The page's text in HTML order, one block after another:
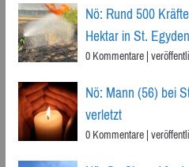
Nö: Rund 500
Hektar in St.
0 Kommentare|
Nö: Mann (56) bei
verletzt
0 Kommentare|